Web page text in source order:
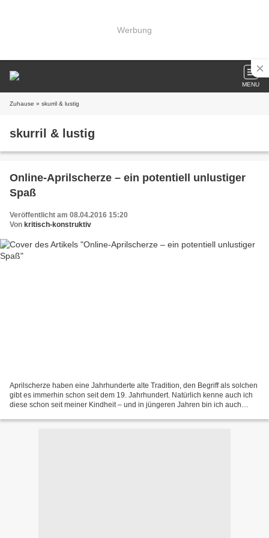
Werbung
MENU
Zuhause » skurril & lustig
skurril & lustig
Online-Aprilscherze – ein potentiell unlustiger
Spaß
Veröffentlicht am 08.04.2016 15:20
Von kritisch-konstruktiv
Aprilscherze haben eine Jahrhunderte alte Tradition, den Begriff als solchen
gibt es immerhin schon seit dem 19. Jahrhundert. Natürlich kenne auch ich
diese schon seit meiner Kindheit – und in jüngeren Jahren bin ich auch